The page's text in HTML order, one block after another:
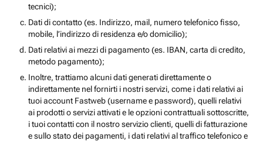
tecnici);
Dati di contatto (es. Indirizzo, mail, numero telefonico fisso,
mobile, l’indirizzo di residenza e/o domicilio);
Dati relativi ai mezzi di pagamento (es. IBAN, carta di credito,
metodo pagamento);
Inoltre, trattiamo alcuni dati generati direttamente o
indirettamente nel fornirti i nostri servizi, come i dati relativi ai
tuoi account Fastweb (username e password), quelli relativi
ai prodotti o servizi attivati e le opzioni contrattuali sottoscritte,
i tuoi contatti con il nostro servizio clienti, quelli di fatturazione
e sullo stato dei pagamenti, i dati relativi al traffico telefonico e